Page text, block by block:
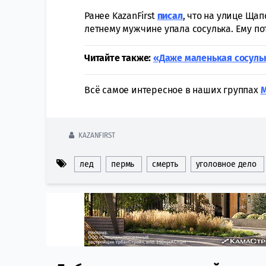
Ранее KazanFirst писал, что на улице
летнему мужчине упала сосулька. Ему
Читайте также:«Даже маленькая
Всё самое интересное в наших группах
KAZANFIRST
лед пермь смерть уголовное дело